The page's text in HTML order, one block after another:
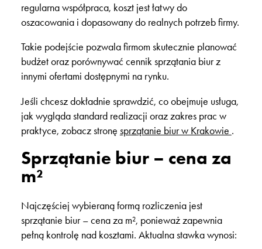
regularna współpraca, koszt jest łatwy do
oszacowania i dopasowany do realnych potrzeb firmy.
Takie podejście pozwala firmom skutecznie planować
budżet oraz porównywaćcennik sprzątania biurz
innymi ofertami dostępnymi na rynku.
Jeśli chcesz dokładnie sprawdzić, co obejmuje usługa,
jak wygląda standard realizacji oraz zakres prac w
praktyce, zobacz stronę sprzątanie biur w Krakowie .
Sprzątanie biur – cena za
m²
Najczęściej wybieraną formą rozliczenia jest
sprzątanie biur – cena za m², ponieważ zapewnia
pełną kontrolę nad kosztami. Aktualna stawka wynosi: